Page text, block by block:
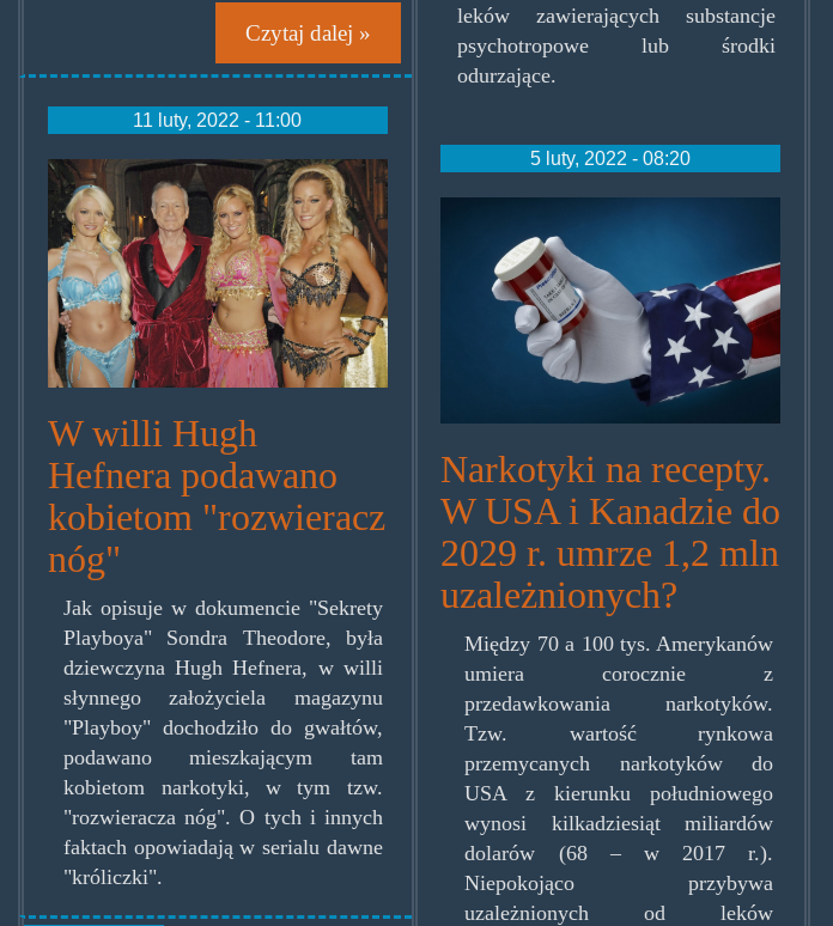
Czytaj dalej »
11 luty, 2022 - 11:00
hughh.jpg
W willi Hugh
Hefnera podawano
kobietom "rozwieracz
nóg"
Jak opisuje w dokumencie "Sekrety
Playboya" Sondra Theodore, była
dziewczyna Hugh Hefnera, w willi
słynnego założyciela magazynu
"Playboy" dochodziło do gwałtów,
podawano mieszkającym tam
kobietom narkotyki, w tym tzw.
"rozwieracza nóg". O tych i innych
faktach opowiadają w serialu dawne
"króliczki".
leków zawierających substancje
psychotropowe lub środki
odurzające.
5 luty, 2022 - 08:20
opioamericafuckyeah.jpg
Narkotyki na recepty.
W USA i Kanadzie do
2029 r. umrze 1,2 mln
uzależnionych?
Między 70 a 100 tys. Amerykanów
umiera corocznie z
przedawkowania narkotyków.
Tzw. wartość rynkowa
przemycanych narkotyków do
USA z kierunku południowego
wynosi kilkadziesiąt miliardów
dolarów (68 – w 2017 r.).
Niepokojąco przybywa
uzależnionych od leków